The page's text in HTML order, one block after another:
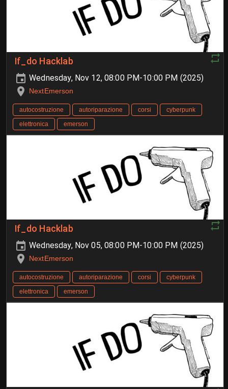
If_do Hacklab
Wednesday, Nov 12, 08:00 PM-10:00 PM (2025)
NextEmerson
autocostruzione autoriparazione corsi
cyberpunk
elettronica
emerson
If_do Hacklab
Wednesday, Nov 05, 08:00 PM-10:00 PM (2025)
NextEmerson
autocostruzione autoriparazione corsi
cyberpunk
elettronica
emerson